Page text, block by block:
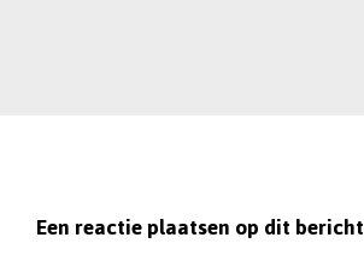
Een reactie plaatsen op dit bericht